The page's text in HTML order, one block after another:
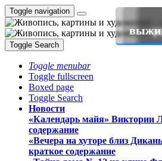
Toggle navigation
Toggle Search
Toggle menubar
Toggle fullscreen
Boxed page
Toggle Search
Новости
«Календарь майя» Виктории
содержание
«Вечера на хуторе близ
краткое содержание